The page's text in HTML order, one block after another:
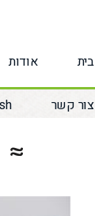
בית אודות
צור קשר